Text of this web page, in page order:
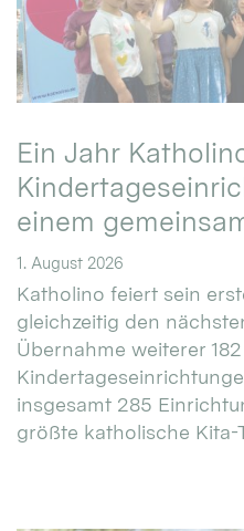
Ein Jahr
einem
1. August 2026
Katholino feiert sein
gleichzeitig den
Übernahme weiterer
insgesamt 285
größte katholische Kita-